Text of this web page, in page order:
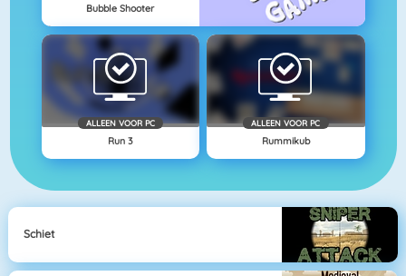
Bubble Shooter
ALLEEN VOOR PC
Run 3
ALLEEN VOOR PC
Rummikub
Schiet